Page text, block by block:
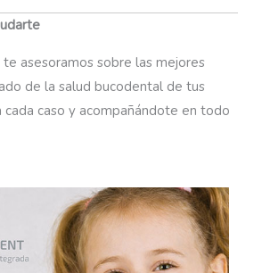
asesoramos sobre las mejores
de la salud bucodental de tus
cada caso y acompañándote en todo